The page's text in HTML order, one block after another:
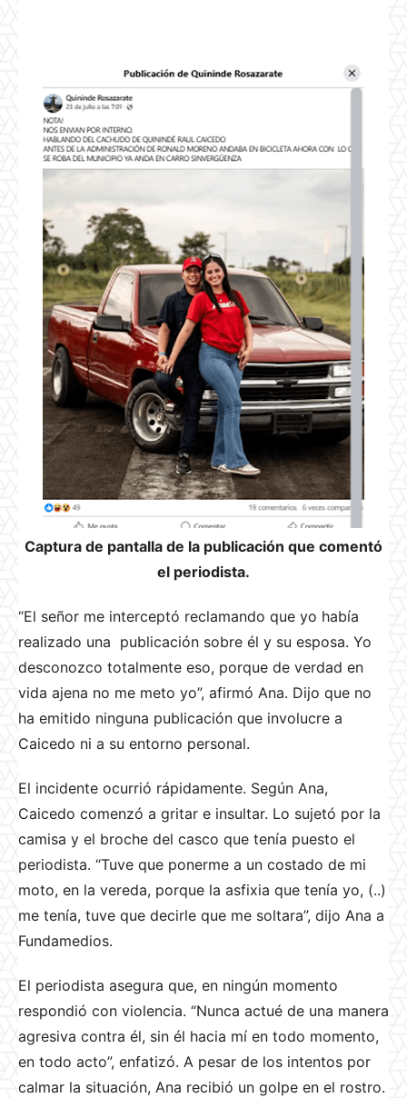
Captura de pantalla de la publicación que comentó
el periodista.
“El señor me interceptó reclamando que yo había
realizado una publicación sobre él y su esposa. Yo
desconozco totalmente eso, porque de verdad en
vida ajena no me meto yo”, afirmó Ana. Dijo que no
ha emitido ninguna publicación que involucre a
Caicedo ni a su entorno personal.
El incidente ocurrió rápidamente. Según Ana,
Caicedo comenzó a gritar e insultar. Lo sujetó por la
camisa y el broche del casco que tenía puesto el
periodista. “Tuve que ponerme a un costado de mi
moto, en la vereda, porque la asfixia que tenía yo, (..)
me tenía, tuve que decirle que me soltara”, dijo Ana a
Fundamedios.
El periodista asegura que, en ningún momento
respondió con violencia. “Nunca actué de una manera
agresiva contra él, sin él hacia mí en todo momento,
en todo acto”, enfatizó. A pesar de los intentos por
calmar la situación, Ana recibió un golpe en el rostro.